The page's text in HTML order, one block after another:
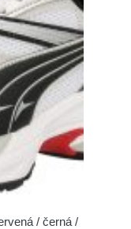
/ černá /